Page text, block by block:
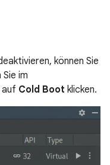
können Sie
im
auf Cold Boot klicken.